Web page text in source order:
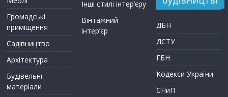
Громадські
приміщення
Садівництво
Архітектура
Будівельні
матеріали
Інші стилі інтер’єру
Вінтажний
інтер’єр
ДБН
ДСТУ
ГБН
Кодекси України
СНиП